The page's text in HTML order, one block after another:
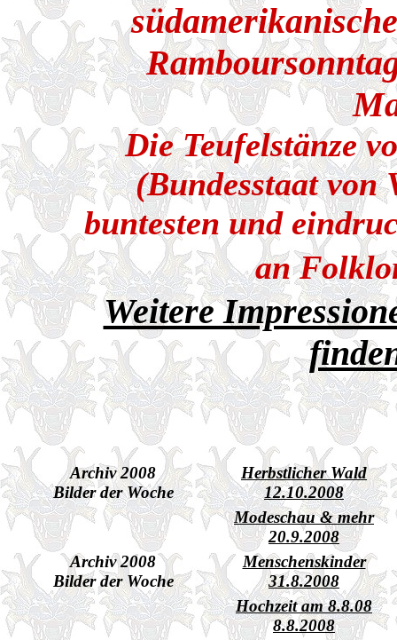
Die Teufelstänze
(Bundesstaat von
buntesten und
an
Weitere
Archiv 2008
Bilder der Woche
Herbstlicher Wald
12.10.2008
Modeschau & mehr
20.9.2008
Archiv 2008
Bilder der Woche
Menschenskinder
31.8.2008
Hochzeit am 8.8.08
8.8.2008